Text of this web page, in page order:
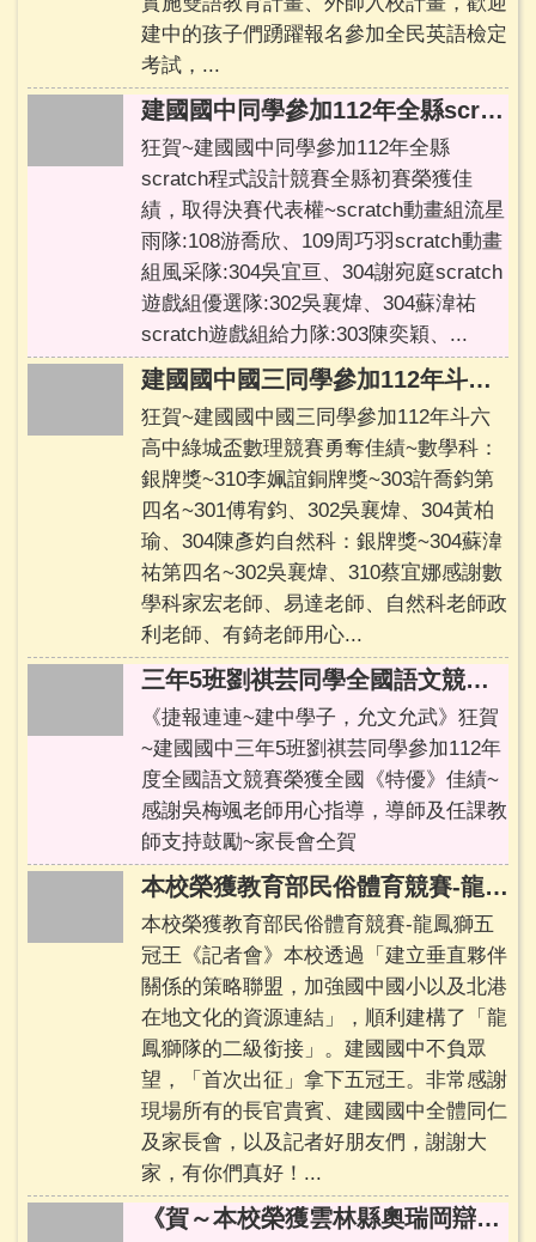
訊
政
建中的孩子們踴躍報名參加全民英語檢定
考試，...
建國國中同學參加112年全縣scratch程式設計競賽代表雲林縣參加全國賽
狂賀~建國國中同學參加112年全縣
scratch程式設計競賽全縣初賽榮獲佳
績，取得決賽代表權~scratch動畫組流星
雨隊:108游喬欣、109周巧羽scratch動畫
組風采隊:304吳宜亘、304謝宛庭scratch
遊戲組優選隊:302吳襄煒、304蘇湋祐
scratch遊戲組給力隊:303陳奕穎、...
建國國中國三同學參加112年斗六高中綠城盃數理競賽勇奪佳績
狂賀~建國國中國三同學參加112年斗六
高中綠城盃數理競賽勇奪佳績~數學科：
銀牌獎~310李姵誼銅牌獎~303許喬鈞第
四名~301傅宥鈞、302吳襄煒、304黃柏
瑜、304陳彥㚬自然科：銀牌獎~304蘇湋
祐第四名~302吳襄煒、310蔡宜娜感謝數
學科家宏老師、易達老師、自然科老師政
利老師、有錡老師用心...
三年5班劉祺芸同學全國語文競賽榮獲全國《特優》
《捷報連連~建中學子，允文允武》狂賀
~建國國中三年5班劉祺芸同學參加112年
度全國語文競賽榮獲全國《特優》佳績~
感謝吳梅颯老師用心指導，導師及任課教
師支持鼓勵~家長會仝賀
本校榮獲教育部民俗體育競賽-龍鳳獅五冠王
本校榮獲教育部民俗體育競賽-龍鳳獅五
冠王《記者會》本校透過「建立垂直夥伴
關係的策略聯盟，加強國中國小以及北港
在地文化的資源連結」，順利建構了「龍
鳳獅隊的二級銜接」。建國國中不負眾
望，「首次出征」拿下五冠王。非常感謝
現場所有的長官貴賓、建國國中全體同仁
及家長會，以及記者好朋友們，謝謝大
家，有你們真好！...
《賀～本校榮獲雲林縣奧瑞岡辯論比賽第五名》